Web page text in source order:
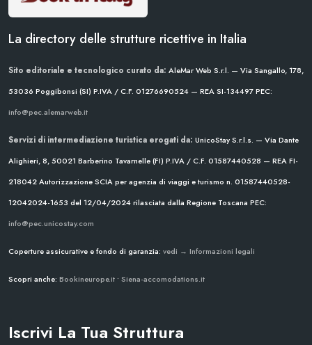
La directory delle strutture ricettive in Italia
Sito editoriale e tecnologico curato da: AleMar Web S.r.l. — Via Sangallo, 178,
53036 Poggibonsi (SI) P.IVA / C.F. 01276690524 — REA SI-134497PEC:
info@pec.alemarweb.it
Servizi di intermediazione turistica erogati da: UnicoStay S.r.l.s. — Via Dante
Alighieri, 8, 50021 Barberino Tavarnelle (FI) P.IVA / C.F. 01587440528 — REA FI-
218042Autorizzazione SCIA per agenzia di viaggi e turismo n. 01587440528-
12042024-1653 del 12/04/2024rilasciata dalla Regione Toscana PEC:
info@pec.unicostay.com
Coperture assicurative e fondo di garanzia: vedi → Informazioni legali
Scopri anche: Bookineurope.it • Siena-accomodations.it
Iscrivi La Tua Struttura